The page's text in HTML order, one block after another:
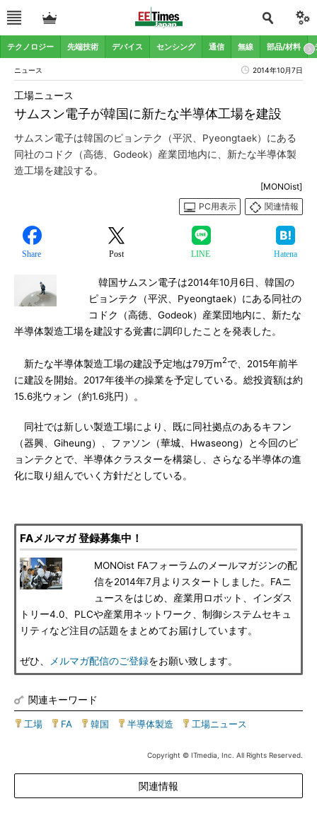
テクノロジー 先端技術 デバイス センシング 通信 無線 部品/材料
ニュース 2014年10月7日
サムスン電子が韓国に新たな半導体工場を建設
工場ニュース
サムスン電子は韓国のピョンテク（平沢、Pyeongtaek）にある
同社のコドク（高徳、Godeok）産業団地内に、新たな半導体製
造工場を建設する。
[MONOist]
PC用表示
関連情報
Share Post LINE Hatena
韓国サムスン電子は2014年10月6日、韓国の
ピョンテク（平沢、Pyeongtaek）にある同社の
コドク（高徳、Godeok）産業団地内に、新たな
半導体製造工場を建設する覚書に調印したことを発表した。
新たな半導体製造工場の建設予定地は79万m2で、2015年前半
に建設を開始。2017年後半の操業を予定している。総投資額は約
15.6兆ウォン（約1.6兆円）。
同社では新しい製造工場により、既に同社拠点のあるキフン
（器興、Giheung）、ファソン（華城、Hwaseong）と今回のピ
ョンテクとで、半導体クラスターを構築し、さらなる半導体の進
化に取り組んでいく方針だとしている。
FAメルマガ 登録募集中！
MONOist FAフォーラムのメールマガジンの配
信を2014年7月よりスタートしました。FAニ
ュースをはじめ、産業用ロボット、インダス
トリー4.0、PLCや産業用ネットワーク、制御システムセキュ
リティなど注目の話題をまとめてお届けしています。
ぜひ、 メルマガ配信のご登録をお願い致します。
関連キーワード
工場 FA 韓国 半導体製造 工場ニュース
Copyright © ITmedia, Inc. All Rights Reserved.
関連情報